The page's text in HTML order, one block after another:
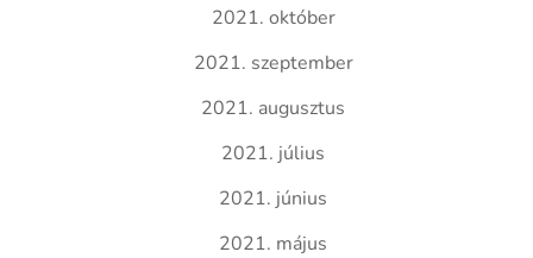
2021. október
2021. szeptember
2021. augusztus
2021. július
2021. június
2021. május